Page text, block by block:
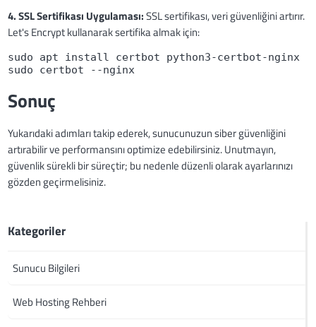
4. SSL Sertifikası Uygulaması:SSL sertifikası, veri güvenliğini artırır.
Let's Encrypt kullanarak sertifika almak için:
sudo apt install certbot python3-certbot-nginx
sudo certbot --nginx
Sonuç
Yukarıdaki adımları takip ederek, sunucunuzun siber güvenliğini
artırabilir ve performansını optimize edebilirsiniz. Unutmayın,
güvenlik sürekli bir süreçtir; bu nedenle düzenli olarak ayarlarınızı
gözden geçirmelisiniz.
Kategoriler
Sunucu Bilgileri
Web Hosting Rehberi